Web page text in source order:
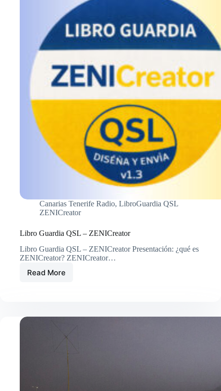
Libro
Guardia
QSL
ZENICreator
Canarias Tenerife Radio, LibroGuardia QSL
ZENICreator
Libro Guardia QSL – ZENICreator
Libro Guardia QSL – ZENICreator Presentación: ¿qué es
ZENICreator? ZENICreator…
Read More
Libro